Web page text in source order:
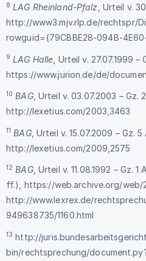
8 LAG Rheinland-Pfalz , Urteil v.
http://www3.mjv.rlp.de/rechtspr/
rowguid={79CBBE28-094B-
9 LAG Halle , Urteil v. 27.07.1999 –
https://www.jurion.de/de/
10 BAG, Urteil v. 03.07.2003 – Gz.
http://lexetius.com/2003,3463
11 BAG, Urteil v. 15.07.2009 – Gz.
http://lexetius.com/2009,2575
12 BAG, Urteil v. 11.08.1992 – Gz.
ff.), https://web.archive.org/web/
http://www.lexrex.de/
949638735/1160.html
13 http://
bin/rechtsprechung/